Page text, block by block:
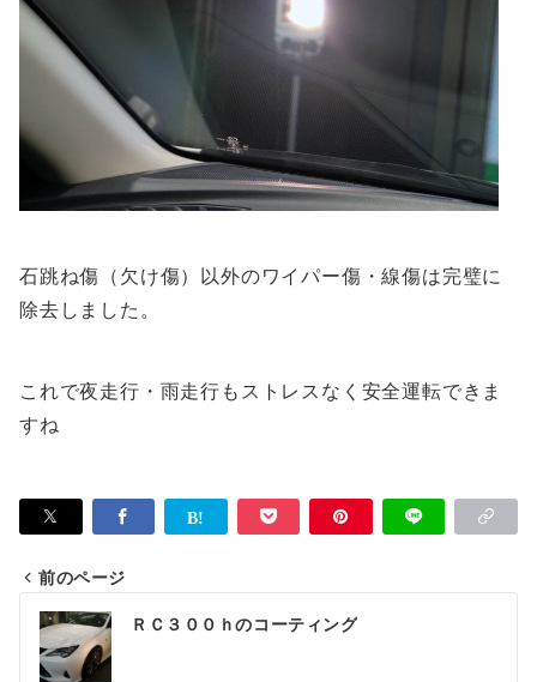
石跳ね傷（欠け傷）以外のワイパー傷・線傷は完璧に
除去しました。
これで夜走行・雨走行もストレスなく安全運転できま
すね
投
稿
前のページ
ＲＣ３００ｈのコーティング